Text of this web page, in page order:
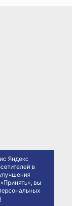
Яндекс
в
вы